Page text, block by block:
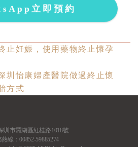
立即預約
止妊娠，使用藥物終止懷孕
圳怡康婦產醫院做過終止懷
方式
圳市羅湖區紅桂路1018號
熱線：00852-59885274